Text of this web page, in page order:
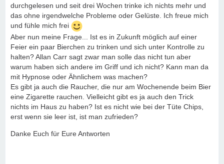
durchgelesen und seit drei Wochen trinke ich nichts mehr und
das ohne irgendwelche Probleme oder Gelüste. Ich freue mich
und fühle mich frei
Aber nun meine Frage... Ist es in Zukunft möglich auf einer
Feier ein paar Bierchen zu trinken und sich unter Kontrolle zu
halten? Allan Carr sagt zwar man solle das nicht tun aber
warum haben sich andere im Griff und ich nicht? Kann man da
mit Hypnose oder Ähnlichem was machen?
Es gibt ja auch die Raucher, die nur am Wochenende beim Bier
eine Zigarette rauchen. Vielleicht gibt es ja auch den Trick
nichts im Haus zu haben? Ist es nicht wie bei der Tüte Chips,
erst wenn sie leer ist, ist man zufrieden?
Danke Euch für Eure Antworten